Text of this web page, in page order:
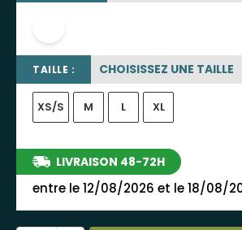
TAILLE : CHOISISSEZ UNE TAILLE
XS/S M L XL
LIVRAISON 48-72H
entre le 12/08/2026 et le 18/08/